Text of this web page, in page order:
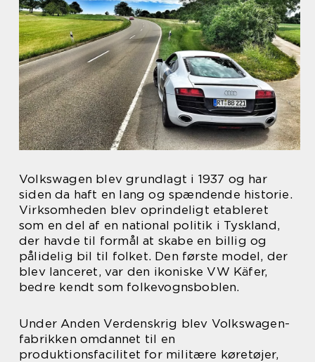
Volkswagen blev grundlagt i 1937 og har
siden da haft en lang og spændende historie.
Virksomheden blev oprindeligt etableret
som en del af en national politik i Tyskland,
der havde til formål at skabe en billig og
pålidelig bil til folket. Den første model, der
blev lanceret, var den ikoniske VW Käfer,
bedre kendt som folkevognsboblen.
Under Anden Verdenskrig blev Volkswagen-
fabrikken omdannet til en
produktionsfacilitet for militære køretøjer,